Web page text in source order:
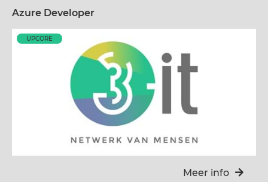
Azure Developer
UPCORE
Meer info